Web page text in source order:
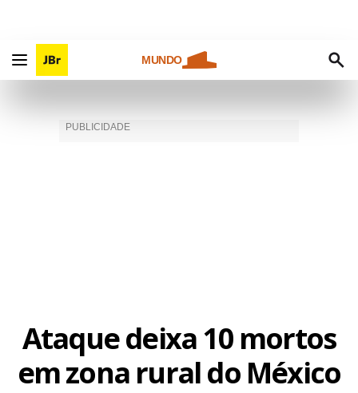
MUNDO
Ataque deixa 10 mortos
em zona rural do México